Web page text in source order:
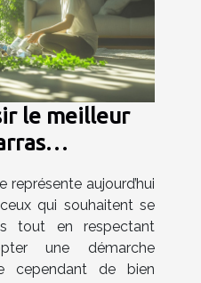
le meilleur
aujourd’hui
qui souhaitent se
tout en respectant
une démarche
cependant de bien